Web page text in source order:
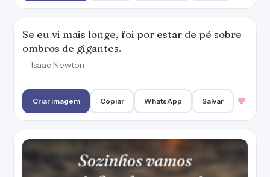
Se eu vi mais longe, foi por estar de pé sobre
ombros de gigantes.
— Isaac Newton
Criar imagem Copiar WhatsApp Salvar